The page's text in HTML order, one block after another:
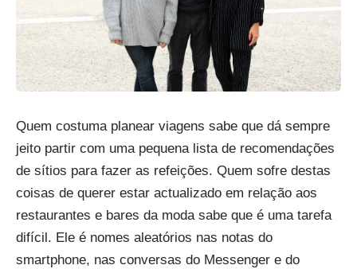
Quem costuma planear viagens sabe que dá sempre
jeito partir com uma pequena lista de recomendações
de sítios para fazer as refeições. Quem sofre destas
coisas de querer estar actualizado em relação aos
restaurantes e bares da moda sabe que é uma tarefa
difícil. Ele é nomes aleatórios nas notas do
smartphone, nas conversas do Messenger e do